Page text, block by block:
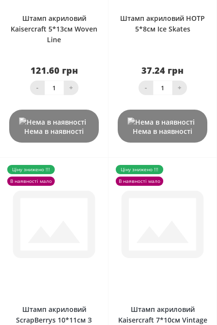
Штамп акриловий
Kaisercraft 5*13см Woven
Line
121.60 грн
- +
Нема в наявності
Штамп акриловий HOTP
5*8см Ice Skates
37.24 грн
- +
Нема в наявності
Ціну знижено !!!
В наявності мало
Штамп акриловий
ScrapBerrys 10*11см З
Ціну знижено !!!
В наявності мало
Штамп акриловий
Kaisercraft 7*10см Vintage